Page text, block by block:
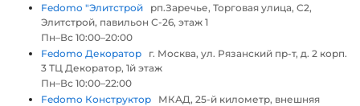
Fedomo "Элитстрой
рп.Заречье, Торговая улица, С2,
Элитстрой, павильон С-26, этаж 1
Пн–Вс 10:00–20:00
Fedomo Декоратор
г. Москва, ул. Рязанский пр-т, д. 2 корп.
3 ТЦ Декоратор, 1й этаж
Пн–Вс 10:00–22:00
Fedomo Конструктор
МКАД, 25-й километр, внешняя